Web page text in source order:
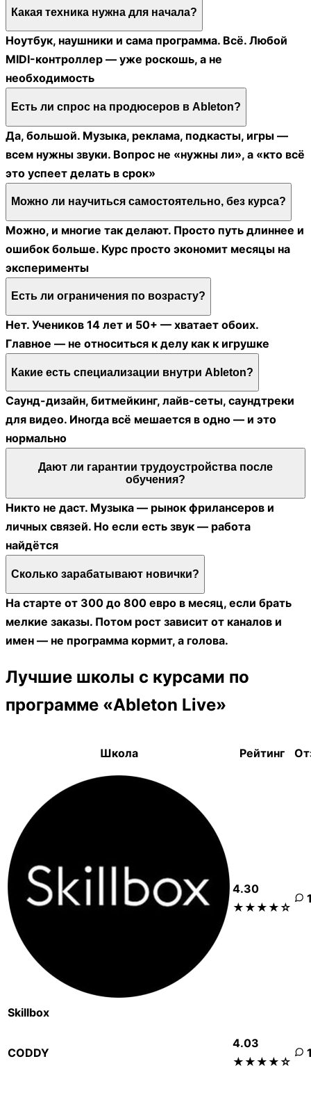
Какая техника нужна для начала?
Ноутбук, наушники и сама программа. Всё. Любой
MIDI-контроллер — уже роскошь, а не
необходимость
Есть ли спрос на продюсеров в Ableton?
Да, большой. Музыка, реклама, подкасты, игры —
всем нужны звуки. Вопрос не «нужны ли», а «кто всё
это успеет делать в срок»
Можно ли научиться самостоятельно, без курса?
Можно, и многие так делают. Просто путь длиннее и
ошибок больше. Курс просто экономит месяцы на
эксперименты
Есть ли ограничения по возрасту?
Нет. Учеников 14 лет и 50+ — хватает обоих.
Главное — не относиться к делу как к игрушке
Какие есть специализации внутри Ableton?
Саунд-дизайн, битмейкинг, лайв-сеты, саундтреки
для видео. Иногда всё мешается в одно — и это
нормально
Дают ли гарантии трудоустройства после
обучения?
Никто не даст. Музыка — рынок фрилансеров и
личных связей. Но если есть звук — работа
найдётся
Сколько зарабатывают новички?
На старте от 300 до 800 евро в месяц, если брать
мелкие заказы. Потом рост зависит от каналов и
имен — не программа кормит, а голова.
Лучшие школы с курсами по
программе «Ableton Live»
Школа Рейтинг
Skillbox
4.30
★★★★☆
CODDY
4.03
★★★★☆